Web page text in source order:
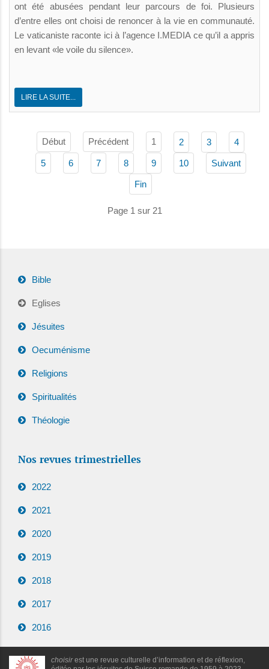
ont été abusées pendant leur parcours de foi. Plusieurs
d’entre elles ont choisi de renoncer à la vie en communauté.
Le vaticaniste raconte ici à l’agence I.MEDIA ce qu’il a appris
en levant «le voile du silence».
LIRE LA SUITE...
Début Précédent 1 2 3 4
5 6 7 8 9 10 Suivant
Fin
Page 1 sur 21
Bible
Eglises
Jésuites
Oecuménisme
Religions
Spiritualités
Théologie
Nos revues trimestrielles
2022
2021
2020
2019
2018
2017
2016
choisirest une revue culturelle d’information et de réflexion,